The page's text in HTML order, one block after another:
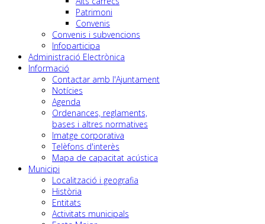
Patrimoni
Convenis
Convenis i subvencions
Infoparticipa
Administració Electrònica
Informació
Contactar amb l'Ajuntament
Notícies
Agenda
Ordenances, reglaments,
bases i altres normatives
Imatge corporativa
Telèfons d'interès
Mapa de capacitat acústica
Municipi
Localització i geografia
Història
Entitats
Activitats municipals